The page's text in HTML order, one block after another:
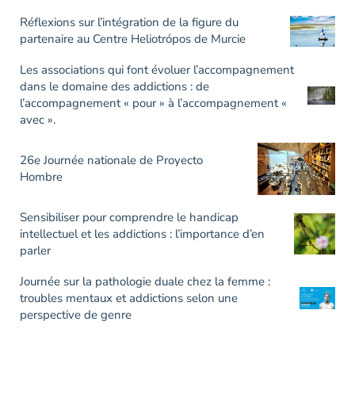
Réflexions sur l’intégration de la figure du
partenaire au Centre Heliotrópos de Murcie
Les associations qui font évoluer l’accompagnement
dans le domaine des addictions : de
l’accompagnement « pour » à l’accompagnement «
avec ».
26e Journée nationale de Proyecto
Hombre
Sensibiliser pour comprendre le handicap
intellectuel et les addictions : l’importance d’en
parler
Journée sur la pathologie duale chez la femme :
troubles mentaux et addictions selon une
perspective de genre